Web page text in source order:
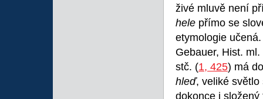
živé mluvě není
hele přímo se
etymologie
Gebauer, Hist.
stč. (1, 425) má
hleď, veliké světlo
dokonce i